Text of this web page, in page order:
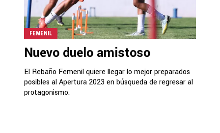
FEMENIL
Nuevo duelo amistoso
El Rebaño Femenil quiere llegar lo mejor preparados
posibles al Apertura 2023 en búsqueda de regresar al
protagonismo.